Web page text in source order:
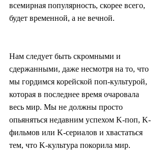
всемирная популярность, скорее всего,
будет временной, а не вечной.
Нам следует быть скромными и
сдержанными, даже несмотря на то, что
мы гордимся корейской поп-культурой,
которая в последнее время очаровала
весь мир. Мы не должны просто
опьяняться недавним успехом K-поп, K-
фильмов или K-сериалов и хвастаться
тем, что K-культура покорила мир.